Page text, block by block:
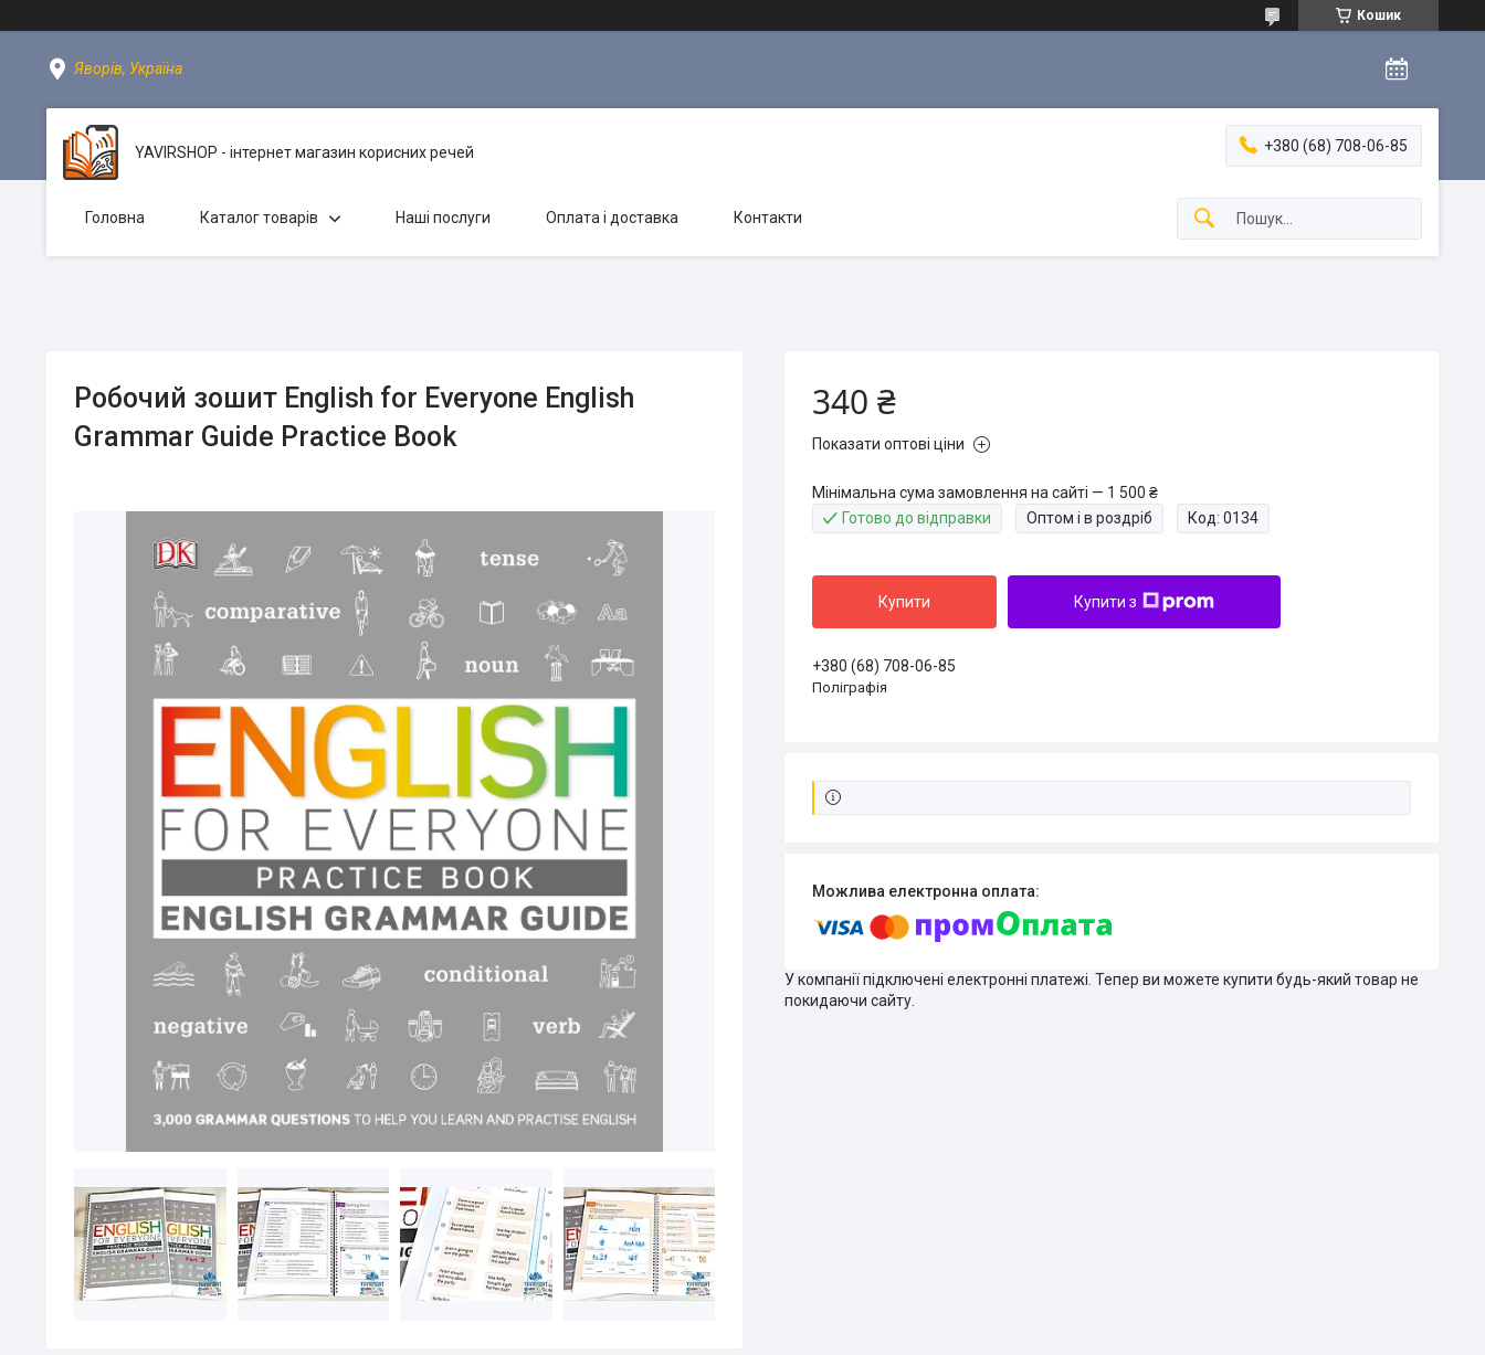
Кошик
Яворів, Україна
YAVIRSHOP - інтернет магазин корисних речей +380 (68) 708-06-85
Головна Каталог товарів Наші послуги Оплата і доставка Контакти
Робочий зошит English for Everyone English
Grammar Guide Practice Book
340 ₴
Показати оптові ціни
Мінімальна сума замовлення на сайті — 1 500 ₴
Готово до відправки
Оптом і в роздріб Код: 0134
Купити Купити з
+380 (68) 708-06-85
Поліграфія
У компанії підключені електронні платежі. Тепер ви можете купити будь-який товар не
покидаючи сайту.